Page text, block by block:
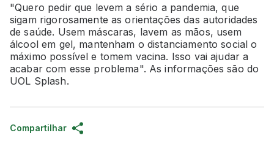
"Quero pedir que levem a sério a pandemia, que
sigam rigorosamente as orientações das autoridades
de saúde. Usem máscaras, lavem as mãos, usem
álcool em gel, mantenham o distanciamento social o
máximo possível e tomem vacina. Isso vai ajudar a
acabar com esse problema". As informações são do
UOL Splash.
Compartilhar